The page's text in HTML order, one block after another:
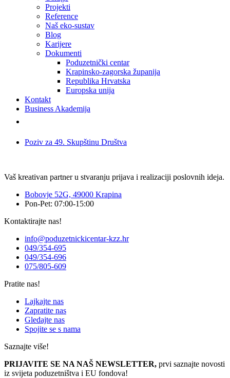
Projekti
Reference
Naš eko-sustav
Blog
Karijere
Dokumenti
Poduzetnički centar
Krapinsko-zagorska županija
Republika Hrvatska
Europska unija
Kontakt
Business Akademija
Poziv za 49. Skupštinu Društva
Vaš kreativan partner u stvaranju prijava i realizaciji poslovnih ideja.
Bobovje 52G, 49000 Krapina
Pon-Pet: 07:00-15:00
Kontaktirajte nas!
info@poduzetnickicentar-kzz.hr
049/354-695
049/354-696
075/805-609
Pratite nas!
Lajkajte nas
Zapratite nas
Gledajte nas
Spojite se s nama
Saznajte više!
PRIJAVITE SE NA NAŠ NEWSLETTER, prvi saznajte novosti
iz svijeta poduzetništva i EU fondova!